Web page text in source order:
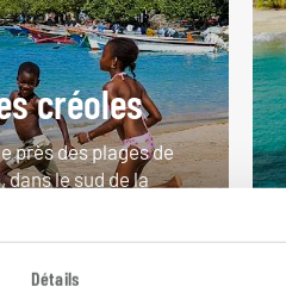
Détails
créoles
près des plages de
le sud de la